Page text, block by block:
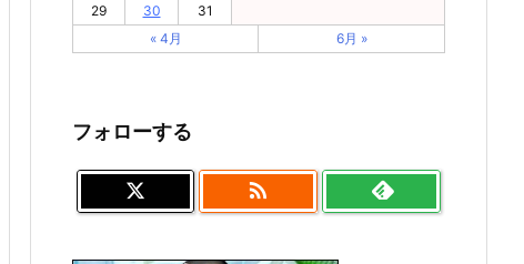
29
30
31
« 4月
6月 »
フォローする
